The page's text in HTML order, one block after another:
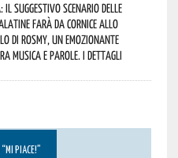
il suggestivo scenario delle
farà da cornice allo
di Rosmy, un emozionante
musica e parole. I dettagli
PIACE!”